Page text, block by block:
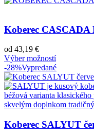
Koberec CASCADA
od 43,19 €
Výber možností
-28%Vypredané
Koberec SALYUT